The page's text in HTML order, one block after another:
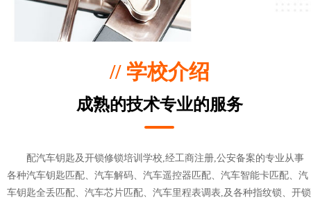
// 学校介绍
成熟的技术专业的服务
配汽车钥匙及开锁修锁培训学校,经工商注册,公安备案的专业从事
各种汽车钥匙匹配、汽车解码、汽车遥控器匹配、汽车智能卡匹配、汽
车钥匙全丢匹配、汽车芯片匹配、汽车里程表调表,及各种指纹锁、开锁